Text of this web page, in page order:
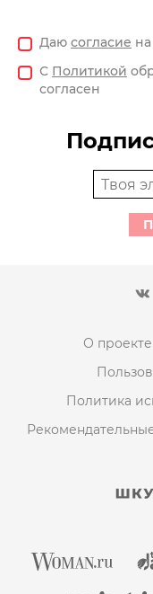
Даю согласие
С Политикой
согласен
О проекте
Политика